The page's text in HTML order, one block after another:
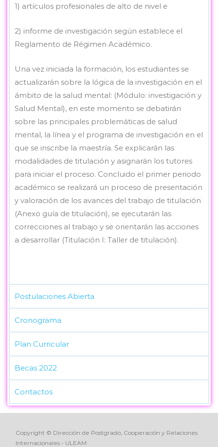
1) artículos profesionales de alto de nivel e
2) informe de investigación según establece el
Reglamento de Régimen Académico.
Una vez iniciada la formación, los estudiantes se
actualizarán sobre la lógica de la investigación en el
ámbito de la salud mental: (Módulo: investigación y
Salud Mental), en este momento se debatirán
sobre las principales problemáticas de salud
mental, la línea y el programa de investigación en el
que se inscribe la maestría. Se explicarán las
modalidades de titulación y asignarán los tutores
para iniciar el proceso. Concluido el primer periodo
académico se realizará un proceso de presentación
y valoración de los avances del trabajo de titulación
(Anexo guía de titulación), se ejecutarán las
correcciones al trabajo y se orientarán las acciones
a desarrollar (Titulación I: Taller de titulación).
Postulaciones Abierta
Cronograma
Plan Curricular
Becas 2022
Contactos
Copyright © Dirección de Postgrado, Cooperación y Relaciones
Internacionales - ULEAM